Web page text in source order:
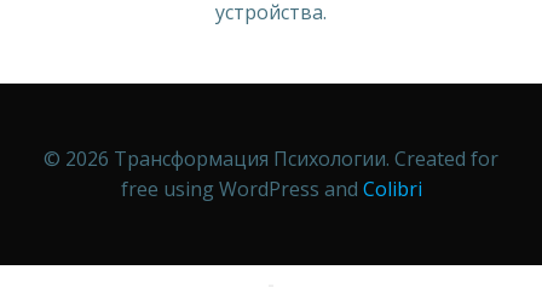
устройства.
© 2026 Трансформация Психологии. Created for
free using WordPress and Colibri